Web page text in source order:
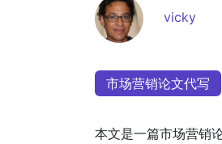
vicky
市场营销论文代写
本文是一篇市场营销